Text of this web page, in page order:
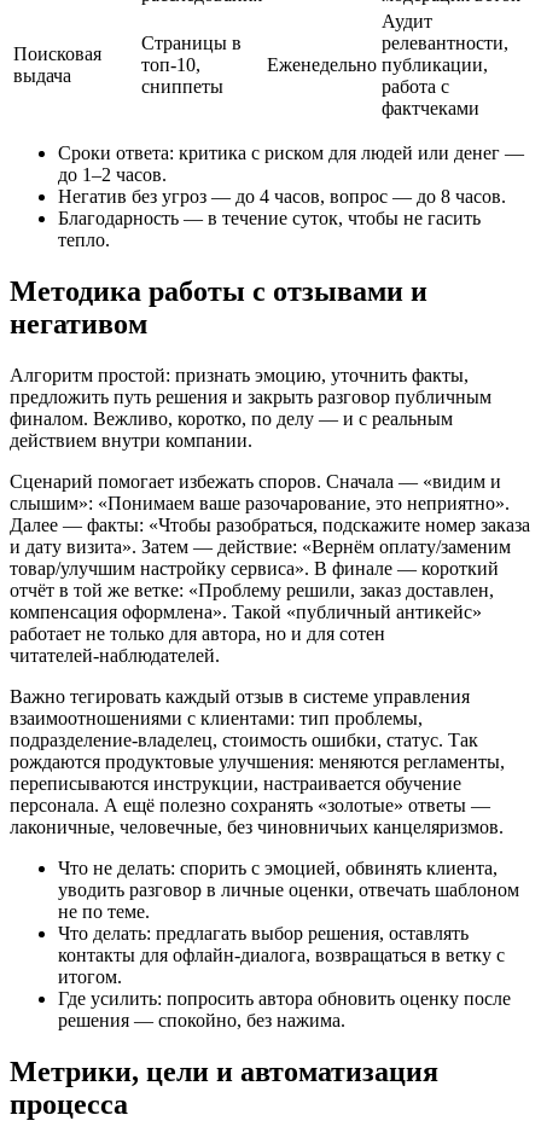
Поисковая
выдача
Страницы в
топ‑10,
сниппеты
Еженедельно
Аудит
релевантности,
публикации,
работа с
фактчеками
Сроки ответа: критика с риском для людей или денег —
до 1–2 часов.
Негатив без угроз — до 4 часов, вопрос — до 8 часов.
Благодарность — в течение суток, чтобы не гасить
тепло.
Методика работы с отзывами и
негативом
Алгоритм простой: признать эмоцию, уточнить факты,
предложить путь решения и закрыть разговор публичным
финалом. Вежливо, коротко, по делу — и с реальным
действием внутри компании.
Сценарий помогает избежать споров. Сначала — «видим и
слышим»: «Понимаем ваше разочарование, это неприятно».
Далее — факты: «Чтобы разобраться, подскажите номер заказа
и дату визита». Затем — действие: «Вернём оплату/заменим
товар/улучшим настройку сервиса». В финале — короткий
отчёт в той же ветке: «Проблему решили, заказ доставлен,
компенсация оформлена». Такой «публичный антикейс»
работает не только для автора, но и для сотен
читателей‑наблюдателей.
Важно тегировать каждый отзыв в системе управления
взаимоотношениями с клиентами: тип проблемы,
подразделение‑владелец, стоимость ошибки, статус. Так
рождаются продуктовые улучшения: меняются регламенты,
переписываются инструкции, настраивается обучение
персонала. А ещё полезно сохранять «золотые» ответы —
лаконичные, человечные, без чиновничьих канцеляризмов.
Что не делать: спорить с эмоцией, обвинять клиента,
уводить разговор в личные оценки, отвечать шаблоном
не по теме.
Что делать: предлагать выбор решения, оставлять
контакты для офлайн‑диалога, возвращаться в ветку с
итогом.
Где усилить: попросить автора обновить оценку после
решения — спокойно, без нажима.
Метрики, цели и автоматизация
процесса